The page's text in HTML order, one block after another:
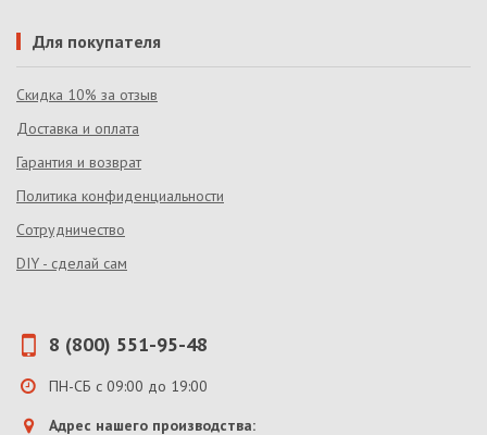
Для покупателя
Скидка 10% за отзыв
Доставка и оплата
Гарантия и возврат
Политика конфиденциальности
Сотрудничество
DIY - сделай сам
8 (800) 551-95-48
ПН-СБ с 09:00 до 19:00
Адрес нашего производства: